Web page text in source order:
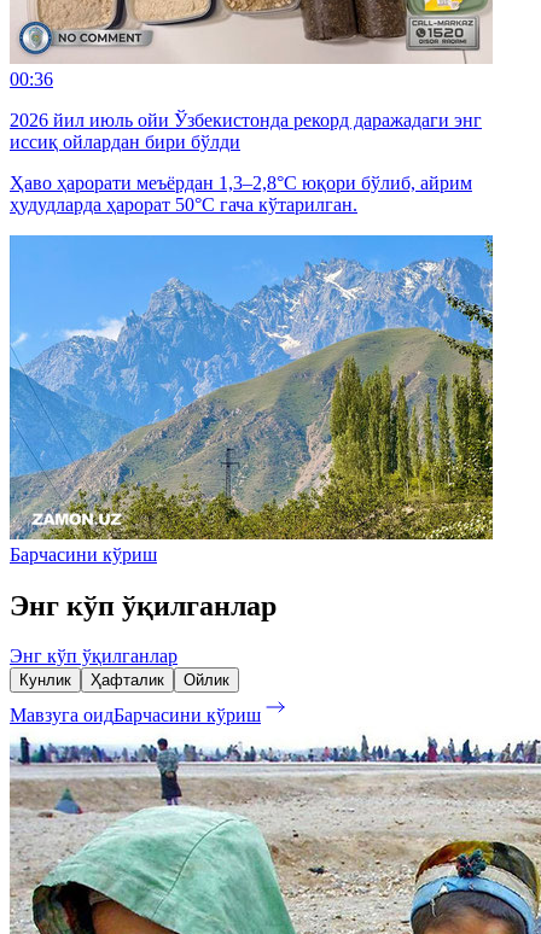
00:36
2026 йил июль ойи Ўзбекистонда рекорд даражадаги энг
иссиқ ойлардан бири бўлди
Ҳаво ҳарорати меъёрдан 1,3–2,8°C юқори бўлиб, айрим
ҳудудларда ҳарорат 50°C гача кўтарилган.
Барчасини кўриш
Энг кўп ўқилганлар
Энг кўп ўқилганлар
Кунлик Ҳафталик Ойлик
Мавзуга оидБарчасини кўриш